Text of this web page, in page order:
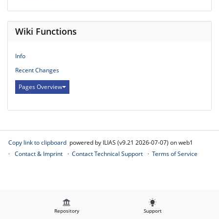
Repository Support
Wiki Functions
Info
Recent Changes
Pages Overview
Copy link to clipboard powered by ILIAS (v9.21 2026-07-07) on web1
Contact & Imprint
Contact Technical Support Terms of Service